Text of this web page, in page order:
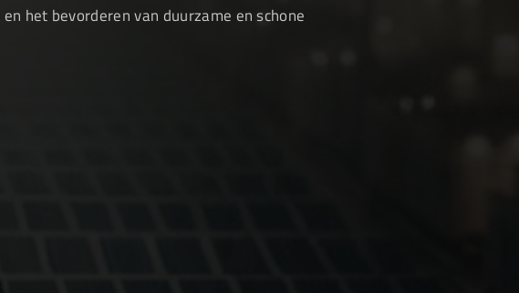
het bevorderen van duurzame en schone